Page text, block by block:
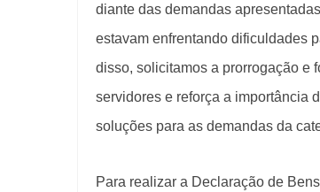
diante das demandas
estavam enfrentando dificuldades
disso, solicitamos a prorrogação e
servidores e reforça a importância
soluções para as demandas da
Para realizar a Declaração de